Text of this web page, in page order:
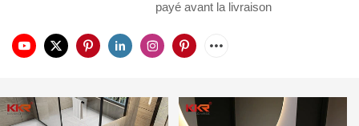
payé avant la livraison